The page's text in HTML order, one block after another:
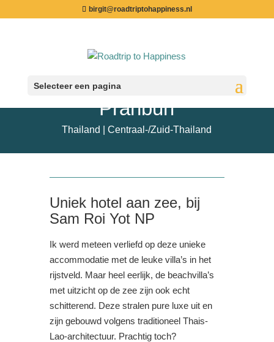
birgit@roadtriptohappiness.nl
Selecteer een pagina
Sam Roi Yot – La A Natu
Pranburi
Thailand | Centraal-/Zuid-Thailand
Uniek hotel aan zee, bij
Sam Roi Yot NP
Ik werd meteen verliefd op deze unieke
accommodatie met de leuke villa’s in het
rijstveld. Maar heel eerlijk, de beachvilla’s
met uitzicht op de zee zijn ook echt
schitterend. Deze stralen pure luxe uit en
zijn gebouwd volgens traditioneel Thais-
Lao-architectuur. Prachtig toch?